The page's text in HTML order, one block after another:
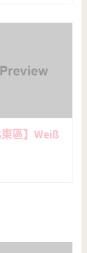
東區】Weiß